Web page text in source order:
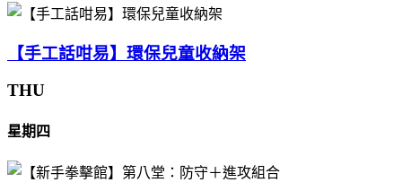
【手工話咁易】環保兒童收納架
THU
星期四